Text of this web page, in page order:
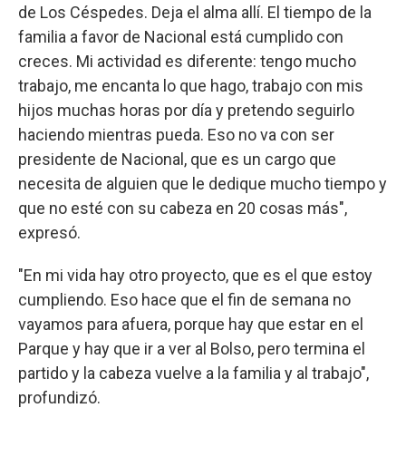
de Los Céspedes. Deja el alma allí. El tiempo de la
familia a favor de Nacional está cumplido con
creces. Mi actividad es diferente: tengo mucho
trabajo, me encanta lo que hago, trabajo con mis
hijos muchas horas por día y pretendo seguirlo
haciendo mientras pueda. Eso no va con ser
presidente de Nacional, que es un cargo que
necesita de alguien que le dedique mucho tiempo y
que no esté con su cabeza en 20 cosas más",
expresó.
"En mi vida hay otro proyecto, que es el que estoy
cumpliendo. Eso hace que el fin de semana no
vayamos para afuera, porque hay que estar en el
Parque y hay que ir a ver al Bolso, pero termina el
partido y la cabeza vuelve a la familia y al trabajo",
profundizó.